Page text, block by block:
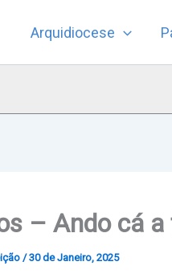
Arquidiocese
– Ando cá
/30 de Janeiro, 2025